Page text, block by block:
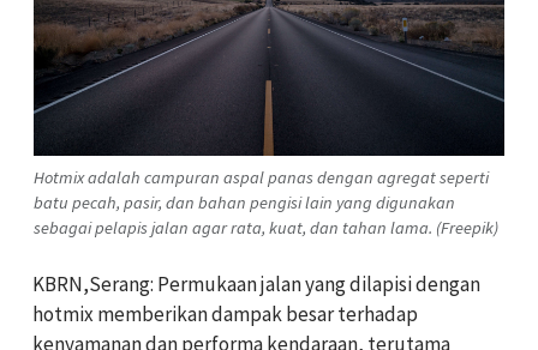
Hotmix adalah campuran aspal panas dengan agregat seperti
batu pecah, pasir, dan bahan pengisi lain yang digunakan
sebagai pelapis jalan agar rata, kuat, dan tahan lama. (Freepik)
KBRN,Serang: Permukaan jalan yang dilapisi dengan
hotmix memberikan dampak besar terhadap
kenyamanan dan performa kendaraan, terutama